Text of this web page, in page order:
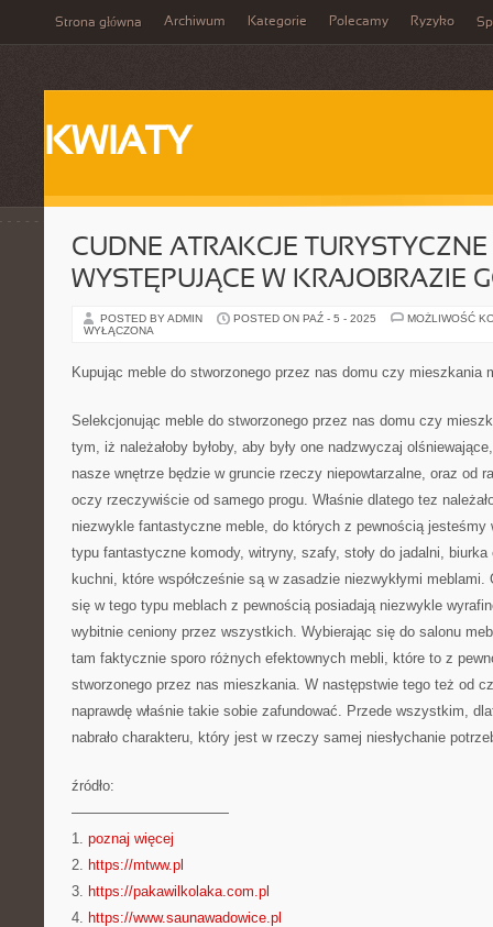
Strona główna Archiwum Kategorie Polecamy Ryzyko
KWIATY
CUDNE ATRAKCJE TURYSTYCZNE
WYSTĘPUJĄCE W KRAJOBRAZIE
POSTED BY ADMIN POSTED ON PAŹ - 5 - 2025
MOŻLIWOŚĆ
WYŁĄCZONA
Kupując meble do stworzonego przez nas domu czy mieszkania
Selekcjonując meble do stworzonego przez nas domu czy
tym, iż należałoby byłoby, aby były one nadzwyczaj
nasze wnętrze będzie w gruncie rzeczy niepowtarzalne, oraz od
oczy rzeczywiście od samego progu. Właśnie dlatego tez
niezwykle fantastyczne meble, do których z pewnością
typu fantastyczne komody, witryny, szafy, stoły do jadalni,
kuchni, które współcześnie są w zasadzie niezwykłymi
się w tego typu meblach z pewnością posiadają niezwykle
wybitnie ceniony przez wszystkich. Wybierając się do salonu
tam faktycznie sporo różnych efektownych mebli, które to z
stworzonego przez nas mieszkania. W następstwie tego też od
naprawdę właśnie takie sobie zafundować. Przede wszystkim,
nabrało charakteru, który jest w rzeczy samej niesłychanie
źródło:
———————————
1. poznaj więcej
2. https://mtww.pl
3. https://pakawilkolaka.com.pl
4. https://www.saunawadowice.pl